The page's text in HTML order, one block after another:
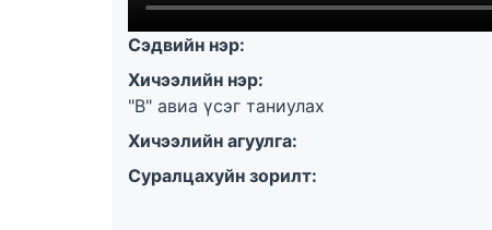
Сэдвийн нэр:
Хичээлийн нэр:
"В" авиа үсэг таниулах
Хичээлийн агуулга:
Суралцахуйн зорилт: